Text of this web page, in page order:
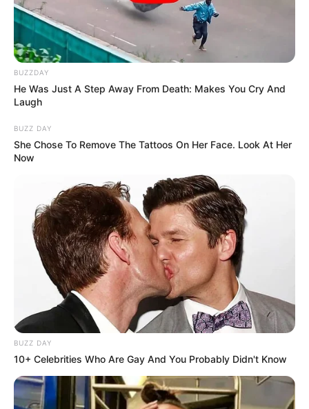
BUZZDAY
He Was Just A Step Away From Death: Makes You Cry And
Laugh
BUZZ DAY
She Chose To Remove The Tattoos On Her Face. Look At Her
Now
BUZZ DAY
10+ Celebrities Who Are Gay And You Probably Didn't Know